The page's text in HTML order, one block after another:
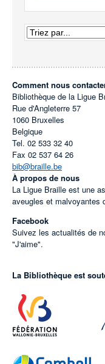
Comment nous
Bibliothèque de la Ligue
Rue d'Angleterre 57
1060 Bruxelles
Belgique
Tel. 02 533 32 40
Fax 02 537 64 26
bib@braille.be
À propos de nous
La Ligue Braille est une
aveugles et malvoyantes
Facebook
Suivez les actualités de
"J'aime".
La Bibliothèque est